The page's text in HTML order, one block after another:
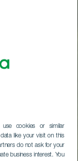
cookies or similar
like your visit on this
do not ask for your
business interest. You